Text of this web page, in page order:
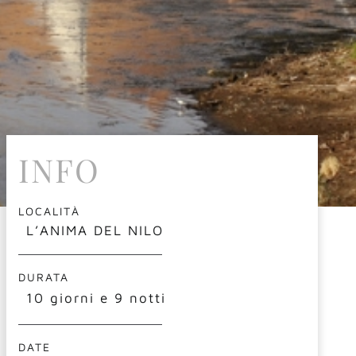
INFO
LOCALITÀ
L’ANIMA DEL NILO
DURATA
10 giorni e 9 notti
DATE